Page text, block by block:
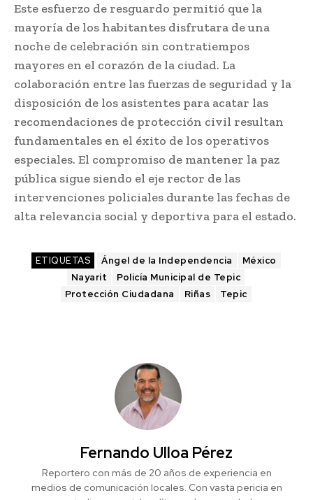
Este esfuerzo de resguardo permitió que la
mayoría de los habitantes disfrutara de una
noche de celebración sin contratiempos
mayores en el corazón de la ciudad. La
colaboración entre las fuerzas de seguridad y la
disposición de los asistentes para acatar las
recomendaciones de protección civil resultan
fundamentales en el éxito de los operativos
especiales. El compromiso de mantener la paz
pública sigue siendo el eje rector de las
intervenciones policiales durante las fechas de
alta relevancia social y deportiva para el estado.
ETIQUETAS Ángel de la Independencia
México
Nayarit
Policía Municipal de Tepic
Protección Ciudadana
Riñas Tepic
Fernando Ulloa Pérez
Reportero con más de 20 años de experiencia en
medios de comunicación locales. Con vasta pericia en